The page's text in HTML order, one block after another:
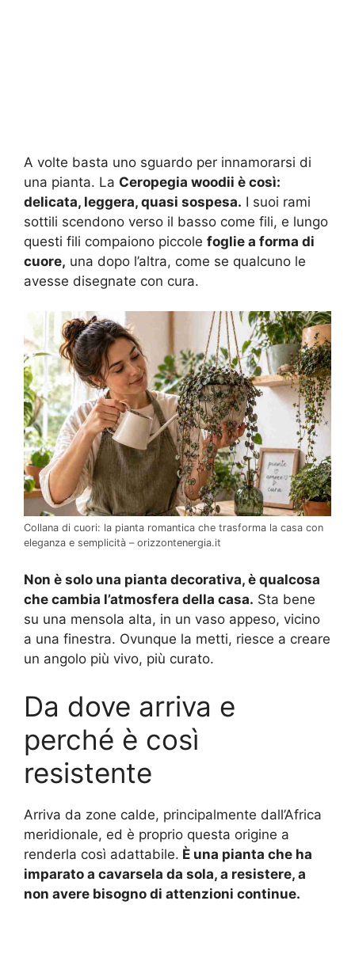
A volte basta uno sguardo per innamorarsi di
una pianta. La Ceropegia woodii è così:
delicata, leggera, quasi sospesa. I suoi rami
sottili scendono verso il basso come fili, e lungo
questi fili compaiono piccole foglie a forma di
cuore, una dopo l’altra, come se qualcuno le
avesse disegnate con cura.
Collana di cuori: la pianta romantica che trasforma la casa con
eleganza e semplicità – orizzontenergia.it
Non è solo una pianta decorativa, è qualcosa
che cambia l’atmosfera della casa. Sta bene
su una mensola alta, in un vaso appeso, vicino
a una finestra. Ovunque la metti, riesce a creare
un angolo più vivo, più curato.
Da dove arriva e
perché è così
resistente
Arriva da zone calde, principalmente dall’Africa
meridionale, ed è proprio questa origine a
renderla così adattabile. È una pianta che ha
imparato a cavarsela da sola, a resistere, a
non avere bisogno di attenzioni continue.